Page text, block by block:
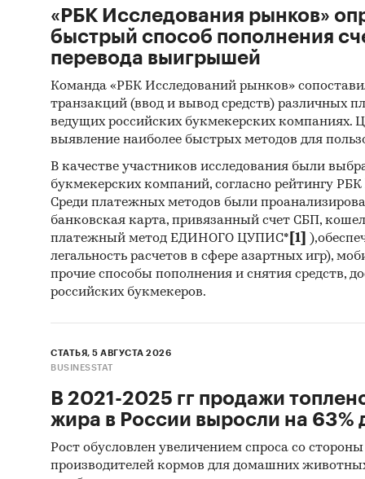
`АМАЙ-
ИП
- На
-
тыс.т.
-
`БЕЛАЯ
-
(3,2%).
Также
ВЭД с
«РБК Исследования рынков»
быстрый способ пополнения
перевода выигрышей
Команда «РБК Исследований рынков»
транзакций (ввод и вывод средств) различных
ведущих российских букмекерских компаниях.
выявление наиболее быстрых методов для
В качестве участников исследования были
букмекерских компаний, согласно рейтингу
Среди платежных методов были
банковская карта, привязанный счет СБП,
платежный метод ЕДИНОГО ЦУПИС* [1]
легальность расчетов в сфере азартных игр),
прочие способы пополнения и снятия средств,
российских букмекеров.
СТАТЬЯ, 5 АВГУСТА 2026
BUSINESSTAT
В 2021-2025 гг продажи
жира в России выросли на 63%
Рост обусловлен увеличением спроса со
производителей кормов для домашних